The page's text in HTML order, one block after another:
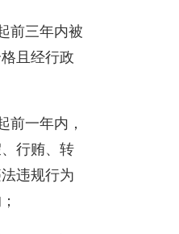
前三年内被
且经行政
前一年内，
行贿、转
违规行为